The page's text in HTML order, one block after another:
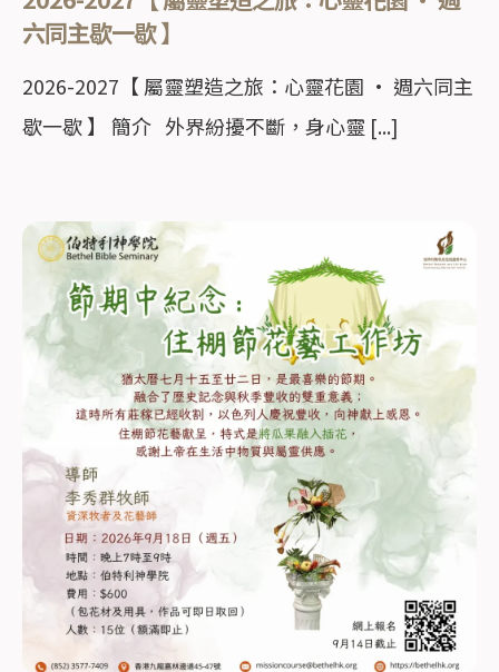
六同主歇一歇 】
2026-2027【 屬靈塑造之旅：心靈花園 · 週六同主
歇一歇 】 簡介 外界紛擾不斷，身心靈 [...]